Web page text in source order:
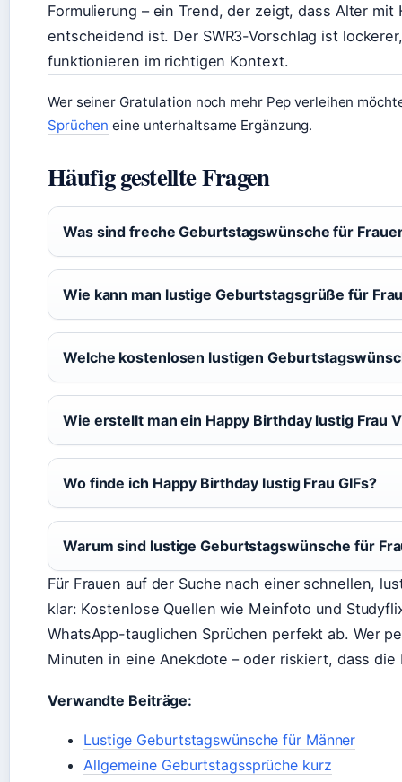
Formulierung – ein Trend, der zeigt, dass Alter
entscheidend ist. Der SWR3-Vorschlag ist
funktionieren im richtigen Kontext.
Wer seiner Gratulation noch mehr Pep verleihen
Sprüchen eine unterhaltsame Ergänzung.
Häufig gestellte Fragen
Was sind freche Geburtstagswünsche für
Wie kann man lustige Geburtstagsgrüße für
Welche kostenlosen lustigen
Wie erstellt man ein Happy Birthday lustig Frau
Wo finde ich Happy Birthday lustig Frau GIFs?
Warum sind lustige Geburtstagswünsche für
Für Frauen auf der Suche nach einer schnellen,
klar: Kostenlose Quellen wie Meinfoto und
WhatsApp-tauglichen Sprüchen perfekt ab. Wer
Minuten in eine Anekdote – oder riskiert, dass die
Verwandte Beiträge:
Lustige Geburtstagswünsche für Männer
Allgemeine Geburtstagssprüche kurz